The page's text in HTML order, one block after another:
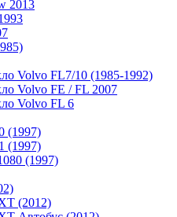
2013
Volvo FL7/10 (1985-1992)
Volvo FE / FL 2007
Volvo FL 6
(1997)
(1997)
(1997)
(2012)